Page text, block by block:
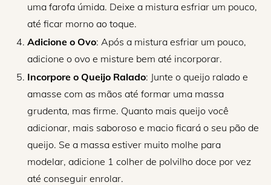
uma farofa úmida. Deixe a mistura esfriar um pouco,
até ficar morno ao toque.
Adicione o Ovo: Após a mistura esfriar um pouco,
adicione o ovo e misture bem até incorporar.
Incorpore o Queijo Ralado: Junte o queijo ralado e
amasse com as mãos até formar uma massa
grudenta, mas firme. Quanto mais queijo você
adicionar, mais saboroso e macio ficará o seu pão de
queijo. Se a massa estiver muito molhe para
modelar, adicione 1 colher de polvilho doce por vez
até conseguir enrolar.